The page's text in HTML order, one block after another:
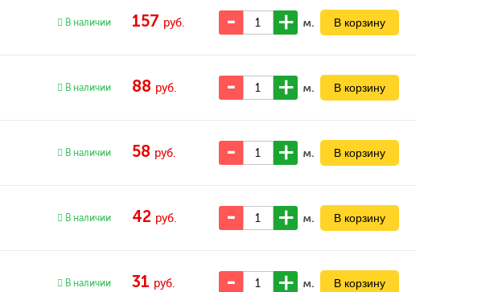
В наличии 157 руб. м.
В наличии 88 руб. м.
В наличии 58 руб. м.
В наличии 42 руб. м.
В наличии 31 руб. м.